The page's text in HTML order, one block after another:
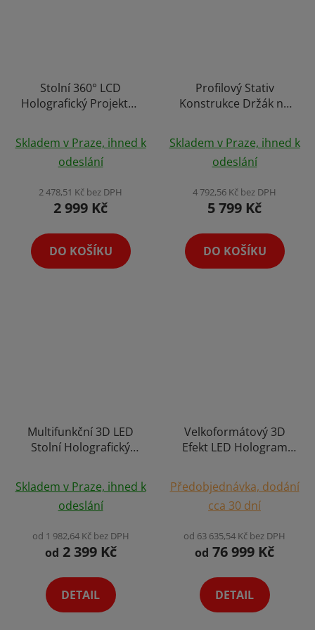
Stolní 360° LCD
Holografický Projektor
Reproduktorem
Holofan Reklamní
Skladem v Praze, ihned k
odeslání
2 478,51 Kč bez DPH
2 999 Kč
DO KOŠÍKU
Profilový Stativ
Konstrukce Držák na
Stand s Uchycením na
až 3 Hologramy
Skladem v Praze, ihned k
odeslání
4 792,56 Kč bez DPH
5 799 Kč
DO KOŠÍKU
Multifunkční 3D LED
Stolní Holografický
Ochranným Obalem
Holofan Reklamní
Poutač Ventilátor HD
Skladem v Praze, ihned k
odeslání
od 1 982,64 Kč bez DPH
od 2 399 Kč
DETAIL
Velkoformátový 3D
Efekt LED Hologram
s Ultra HD Rozlišením
Holofan Reklamní
Poutač Fan Výběr
Předobjednávka, dodání
cca 30 dní
od 63 635,54 Kč bez DPH
od 76 999 Kč
DETAIL